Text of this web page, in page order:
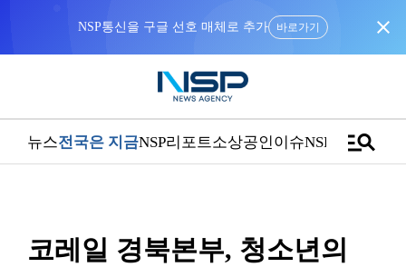
NSP통신을 구글 선호 매체로 추가 바로가기 close
뉴스전국은 지금NSP리포트소상공인이슈NSPTVmanage_search
코레일 경북본부, 청소년의